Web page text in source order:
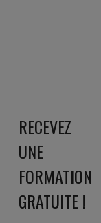
RECEVEZ
UNE
FORMATION
GRATUITE !